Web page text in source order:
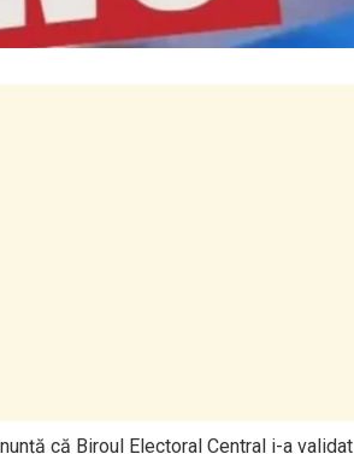
că Biroul Electoral Central i-a validat